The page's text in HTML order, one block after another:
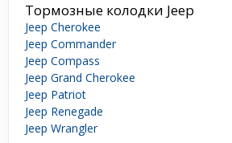
Тормозные колодки Jeep
Jeep Cherokee
Jeep Commander
Jeep Compass
Jeep Grand Cherokee
Jeep Patriot
Jeep Renegade
Jeep Wrangler